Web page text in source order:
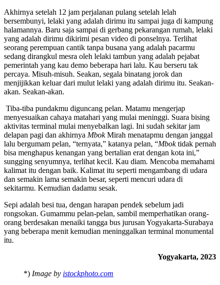
Akhirnya setelah 12 jam perjalanan pulang setelah lelah
bersembunyi, lelaki yang adalah dirimu itu sampai juga di kampung
halamannya. Baru saja sampai di gerbang pekarangan rumah, lelaki
yang adalah dirimu dikirimi pesan video di ponselnya. Terlihat
seorang perempuan cantik tanpa busana yang adalah pacarmu
sedang dirangkul mesra oleh lelaki tambun yang adalah pejabat
pemerintah yang kau demo beberapa hari lalu. Kau berseru tak
percaya. Misuh-misuh. Seakan, segala binatang jorok dan
menjijikkan keluar dari mulut lelaki yang adalah dirimu itu. Seakan-
akan. Seakan-akan.
Tiba-tiba pundakmu diguncang pelan. Matamu mengerjap
menyesuaikan cahaya matahari yang mulai meninggi. Suara bising
aktivitas terminal mulai menyebalkan lagi. Ini sudah sekitar jam
delapan pagi dan akhirnya MbokMirah menatapmu dengan janggal
lalu bergumam pelan, “ternyata,” katanya pelan, “Mboktidak pernah
bisa menghapus kenangan yang bertalian erat dengan kota ini,”
sungging senyumnya, terlihat kecil. Kau diam. Mencoba memahami
kalimat itu dengan baik. Kalimat itu seperti mengambang di udara
dan semakin lama semakin besar, seperti mencuri udara di
sekitarmu. Kemudian dadamu sesak.
Sepi adalah besi tua, dengan harapan pendek sebelum jadi
rongsokan. Gumammu pelan-pelan, sambil memperhatikan orang-
orang berdesakan menaiki tangga bus jurusan Yogyakarta-Surabaya
yang beberapa menit kemudian meninggalkan terminal monumental
itu.
Yogyakarta, 2023
*) Image by istockphoto.com